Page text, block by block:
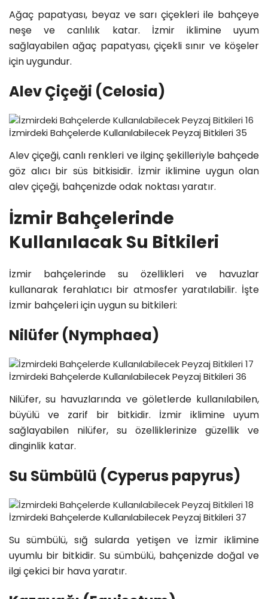
Ağaç papatyası, beyaz ve sarı çiçekleri ile bahçeye
neşe ve canlılık katar. İzmir iklimine uyum
sağlayabilen ağaç papatyası, çiçekli sınır ve köşeler
için uygundur.
Alev Çiçeği (Celosia)
İzmirdeki Bahçelerde Kullanılabilecek Peyzaj Bitkileri 35
Alev çiçeği, canlı renkleri ve ilginç şekilleriyle bahçede
göz alıcı bir süs bitkisidir. İzmir iklimine uygun olan
alev çiçeği, bahçenizde odak noktası yaratır.
İzmir Bahçelerinde
Kullanılacak Su Bitkileri
İzmir bahçelerinde su özellikleri ve havuzlar
kullanarak ferahlatıcı bir atmosfer yaratılabilir. İşte
İzmir bahçeleri için uygun su bitkileri:
Nilüfer (Nymphaea)
İzmirdeki Bahçelerde Kullanılabilecek Peyzaj Bitkileri 36
Nilüfer, su havuzlarında ve göletlerde kullanılabilen,
büyülü ve zarif bir bitkidir. İzmir iklimine uyum
sağlayabilen nilüfer, su özelliklerinize güzellik ve
dinginlik katar.
Su Sümbülü (Cyperus papyrus)
İzmirdeki Bahçelerde Kullanılabilecek Peyzaj Bitkileri 37
Su sümbülü, sığ sularda yetişen ve İzmir iklimine
uyumlu bir bitkidir. Su sümbülü, bahçenizde doğal ve
ilgi çekici bir hava yaratır.